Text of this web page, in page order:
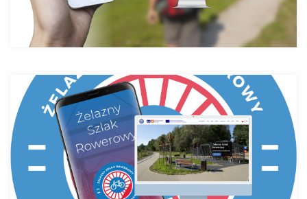
Прогулянка на велосипеді Залізною
стежкою